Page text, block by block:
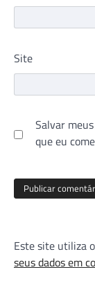
Site
Salvar
que eu
Este site utiliza
seus dados em